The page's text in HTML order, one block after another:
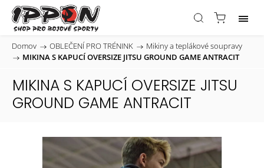
Domov / OBLEČENÍ PRO TRÉNINK /
Mikiny a teplákové soupravy
/
MIKINA S KAPUCÍ OVERSIZE JITSU GROUND GAME ANTRACIT
MIKINA S KAPUCÍ OVERSIZE JITSU
GROUND GAME ANTRACIT